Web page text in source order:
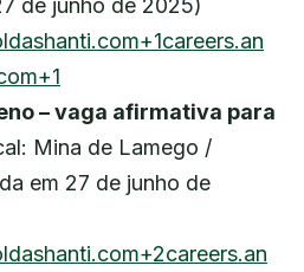
de junho de 2025)
– vaga afirmativa para
Mina de Lamego /
em 27 de junho de